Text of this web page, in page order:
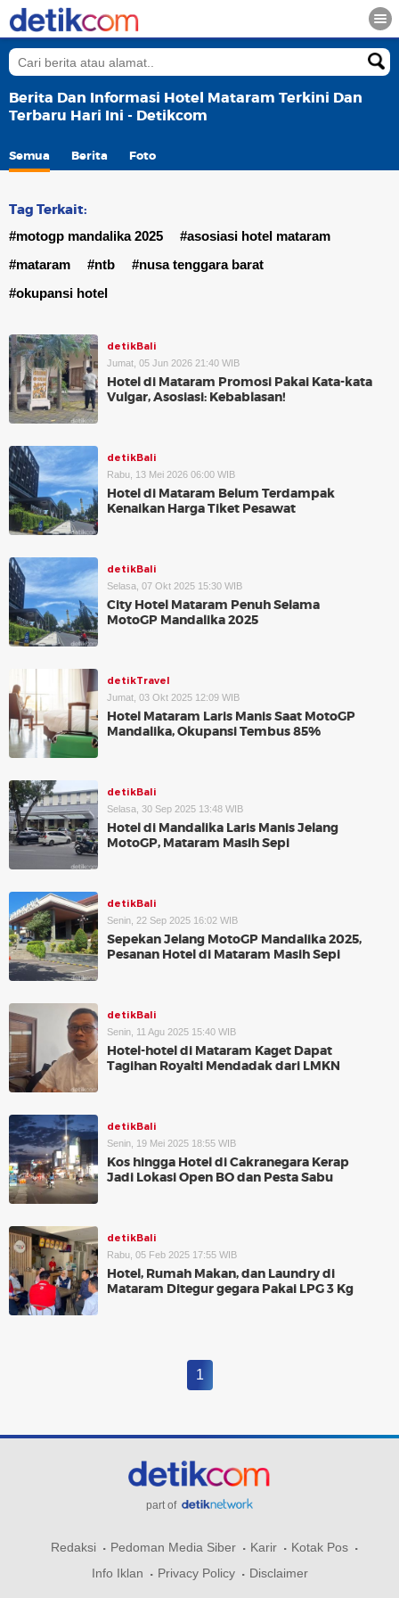
Berita Dan Informasi Hotel Mataram Terkini Dan
Terbaru Hari Ini - Detikcom
Semua Berita Foto
Tag Terkait:
#motogp mandalika 2025
#asosiasi hotel mataram
#mataram
#ntb
#nusa tenggara barat
#okupansi hotel
detikBali
Jumat, 05 Jun 2026 21:40 WIB
Hotel di Mataram Promosi Pakai Kata-kata
Vulgar, Asosiasi: Kebablasan!
detikBali
Rabu, 13 Mei 2026 06:00 WIB
Hotel di Mataram Belum Terdampak
Kenaikan Harga Tiket Pesawat
detikBali
Selasa, 07 Okt 2025 15:30 WIB
City Hotel Mataram Penuh Selama
MotoGP Mandalika 2025
detikTravel
Jumat, 03 Okt 2025 12:09 WIB
Hotel Mataram Laris Manis Saat MotoGP
Mandalika, Okupansi Tembus 85%
detikBali
Selasa, 30 Sep 2025 13:48 WIB
Hotel di Mandalika Laris Manis Jelang
MotoGP, Mataram Masih Sepi
detikBali
Senin, 22 Sep 2025 16:02 WIB
Sepekan Jelang MotoGP Mandalika 2025,
Pesanan Hotel di Mataram Masih Sepi
detikBali
Senin, 11 Agu 2025 15:40 WIB
Hotel-hotel di Mataram Kaget Dapat
Tagihan Royalti Mendadak dari LMKN
detikBali
Senin, 19 Mei 2025 18:55 WIB
Kos hingga Hotel di Cakranegara Kerap
Jadi Lokasi Open BO dan Pesta Sabu
detikBali
Rabu, 05 Feb 2025 17:55 WIB
Hotel, Rumah Makan, dan Laundry di
Mataram Ditegur gegara Pakai LPG 3 Kg
1
part of
Redaksi Pedoman Media Siber Karir
Kotak Pos
Info Iklan
Privacy Policy Disclaimer